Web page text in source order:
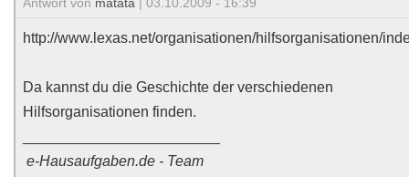
http://www.lexas.net/organisationen/hilfsorganisationen/
Da kannst du die Geschichte der verschiedenen
Hilfsorganisationen finden.
e-Hausaufgaben.de - Team